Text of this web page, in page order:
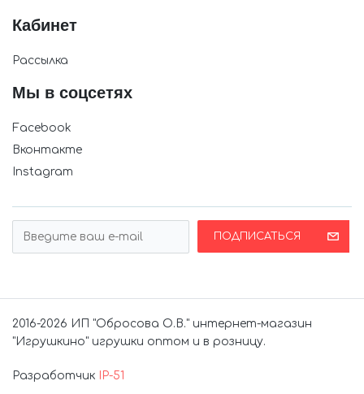
Кабинет
Рассылка
Мы в соцсетях
Facebook
Вконтакте
Instagram
ПОДПИСАТЬСЯ
2016-2026 ИП "Обросова О.В." интернет-магазин
"Игрушкино" игрушки оптом и в розницу.
Разработчик IP-51